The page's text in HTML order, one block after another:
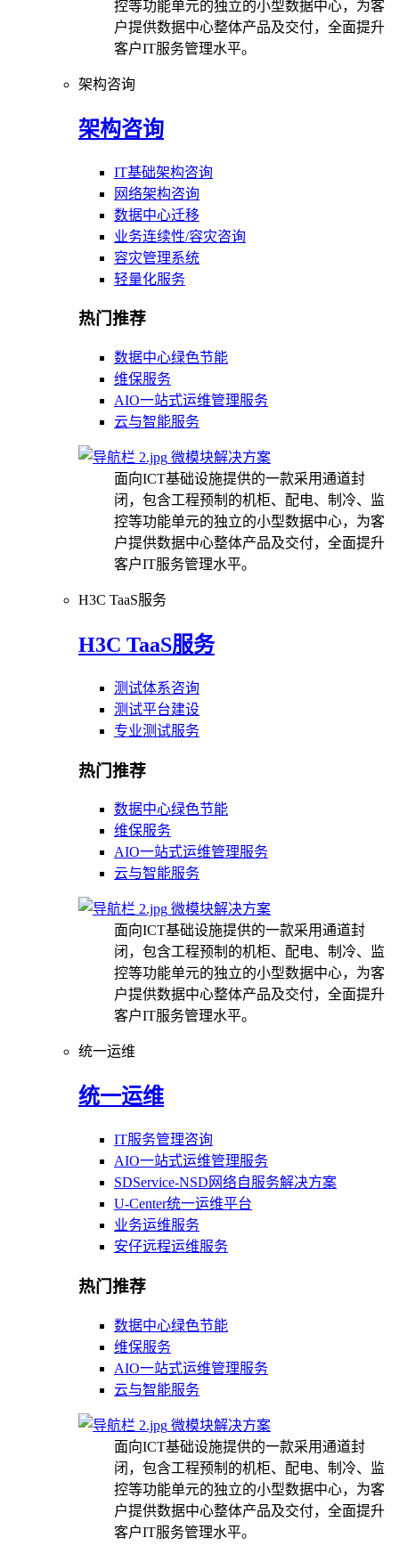
控等功能单元的独立的小型数据中心，为客
户提供数据中心整体产品及交付，全面提升
客户IT服务管理水平。
架构咨询
架构咨询
IT基础架构咨询
网络架构咨询
数据中心迁移
业务连续性/容灾咨询
容灾管理系统
轻量化服务
热门推荐
数据中心绿色节能
维保服务
AIO一站式运维管理服务
云与智能服务
微模块解决方案
面向ICT基础设施提供的一款采用通道封
闭，包含工程预制的机柜、配电、制冷、监
控等功能单元的独立的小型数据中心，为客
户提供数据中心整体产品及交付，全面提升
客户IT服务管理水平。
H3C TaaS服务
H3C TaaS服务
测试体系咨询
测试平台建设
专业测试服务
热门推荐
数据中心绿色节能
维保服务
AIO一站式运维管理服务
云与智能服务
微模块解决方案
面向ICT基础设施提供的一款采用通道封
闭，包含工程预制的机柜、配电、制冷、监
控等功能单元的独立的小型数据中心，为客
户提供数据中心整体产品及交付，全面提升
客户IT服务管理水平。
统一运维
统一运维
IT服务管理咨询
AIO一站式运维管理服务
SDService-NSD网络自服务解决方案
U-Center统一运维平台
业务运维服务
安仔远程运维服务
热门推荐
数据中心绿色节能
维保服务
AIO一站式运维管理服务
云与智能服务
微模块解决方案
面向ICT基础设施提供的一款采用通道封
闭，包含工程预制的机柜、配电、制冷、监
控等功能单元的独立的小型数据中心，为客
户提供数据中心整体产品及交付，全面提升
客户IT服务管理水平。